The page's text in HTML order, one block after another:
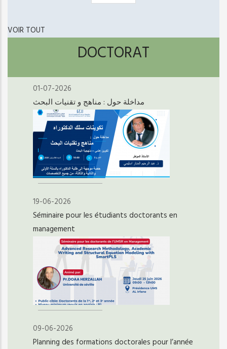
page
VOIR TOUT
DOCTORAT
01-07-2026
مداخلة حول : مناهج و تقنيات البحث
19-06-2026
Séminaire pour les étudiants doctorants en
management
09-06-2026
Planning des formations doctorales pour l’année